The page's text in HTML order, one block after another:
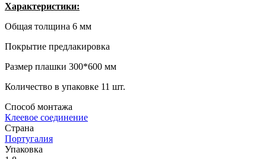
Характеристики:
Общая толщина 6 мм
Покрытие предлакировка
Размер плашки 300*600 мм
Количество в упаковке 11 шт.
Способ монтажа
Клеевое соединение
Страна
Португалия
Упаковка